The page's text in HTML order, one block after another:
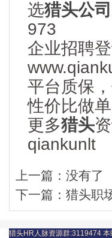
选猎头公司
973
企业招聘
平台质保
性价比做
更多猎头
qiankunlt
上一篇： 没有了
下一篇： 猎头职
猎头HR人脉资源群:3119474 本